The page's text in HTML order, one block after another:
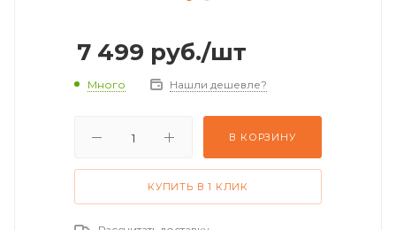
7 499 руб./шт
Много Нашли дешевле?
В КОРЗИНУ
КУПИТЬ В 1 КЛИК